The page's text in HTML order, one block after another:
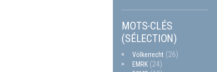
MOTS-CLÉS
(SÉLECTION)
Völkerrecht (26)
EMRK (24)